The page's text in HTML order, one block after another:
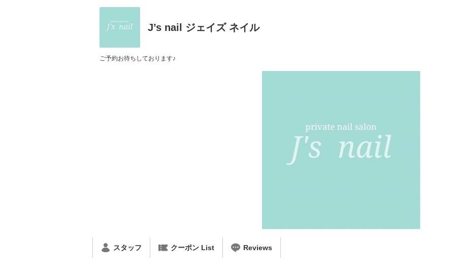
J’s nail ジェイズ ネイル
ご予約お待ちしております♪
スタッフ クーポン List Reviews